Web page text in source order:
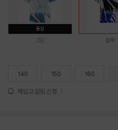
품절
그린 블루
140 150 160
재입고 알림 신청